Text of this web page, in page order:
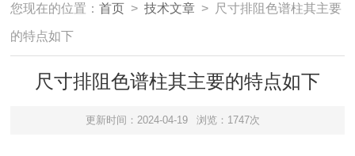
您现在的位置：首页 >技术文章 > 尺寸排阻色谱柱其主要
的特点如下
尺寸排阻色谱柱其主要的特点如下
更新时间：2024-04-19 浏览：1747次